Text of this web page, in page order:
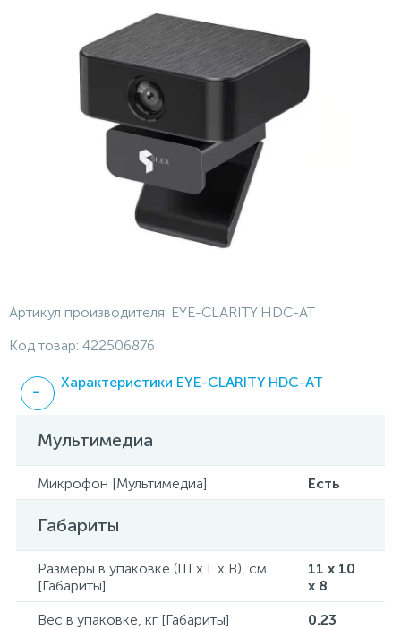
Артикул производителя: EYE-CLARITY HDC-AT
Код товар: 422506876
Характеристики EYE-CLARITY HDC-AT
Мультимедиа
Микрофон [Мультимедиа] Есть
Габариты
Размеры в упаковке (Ш x Г x В), см
[Габариты]
11 x 10
x 8
Вес в упаковке, кг [Габариты]
0.23